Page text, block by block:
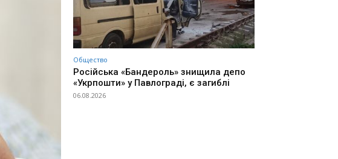
Общество
Російська «Бандероль» знищила депо
«Укрпошти» у Павлограді, є загиблі
06.08.2026